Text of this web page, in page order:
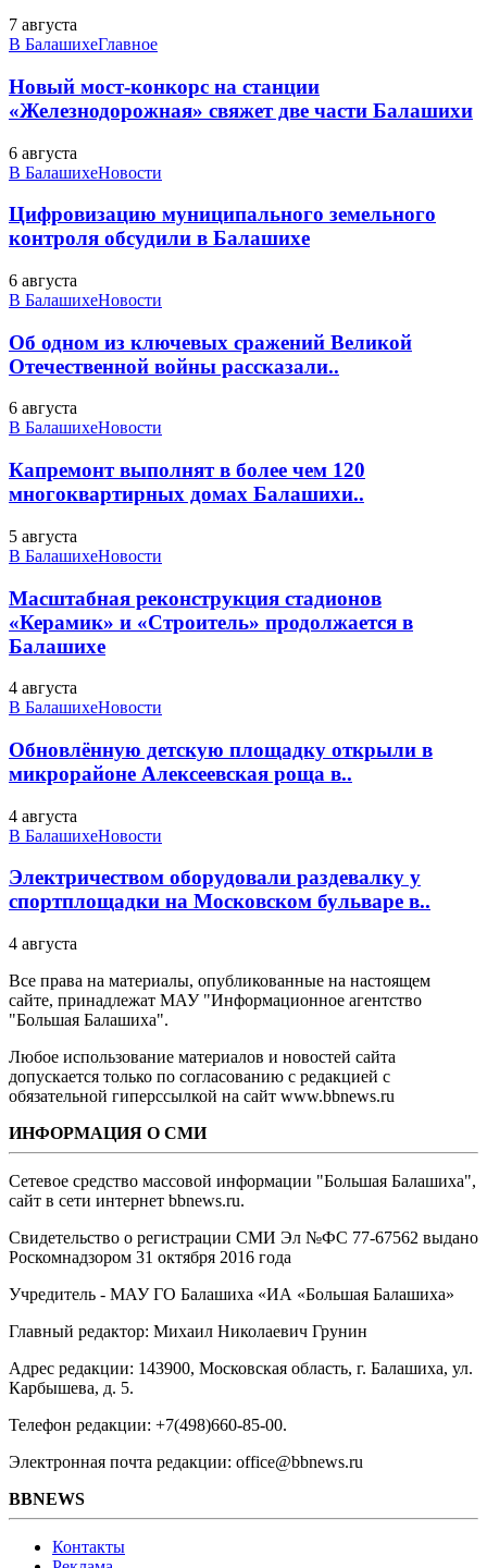
7 августа
В БалашихеГлавное
Новый мост-конкорс на станции
«Железнодорожная» свяжет две части Балашихи
6 августа
В БалашихеНовости
Цифровизацию муниципального земельного
контроля обсудили в Балашихе
6 августа
В БалашихеНовости
Об одном из ключевых сражений Великой
Отечественной войны рассказали..
6 августа
В БалашихеНовости
Капремонт выполнят в более чем 120
многоквартирных домах Балашихи..
5 августа
В БалашихеНовости
Масштабная реконструкция стадионов
«Керамик» и «Строитель» продолжается в
Балашихе
4 августа
В БалашихеНовости
Обновлённую детскую площадку открыли в
микрорайоне Алексеевская роща в..
4 августа
В БалашихеНовости
Электричеством оборудовали раздевалку у
спортплощадки на Московском бульваре в..
4 августа
Все права на материалы, опубликованные на настоящем
сайте, принадлежат МАУ "Информационное агентство
"Большая Балашиха".
Любое использование материалов и новостей сайта
допускается только по согласованию с редакцией с
обязательной гиперссылкой на сайт www.bbnews.ru
ИНФОРМАЦИЯ О СМИ
Сетевое средство массовой информации "Большая Балашиха",
сайт в сети интернет bbnews.ru.
Свидетельство о регистрации СМИ Эл №ФС ‎77-67562 выдано
Роскомнадзором 31 октября 2016 года
Учредитель - МАУ ГО Балашиха «ИА «Большая Балашиха»
Главный редактор: Михаил Николаевич Грунин
Адрес редакции: 143900, Московская область, г. Балашиха, ул.
Карбышева, д. 5.
Телефон редакции: +7(498)660-85-00.
Электронная почта редакции: office@bbnews.ru
BBNEWS
Контакты